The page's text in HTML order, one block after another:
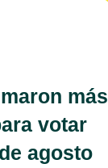
más
votar
agosto